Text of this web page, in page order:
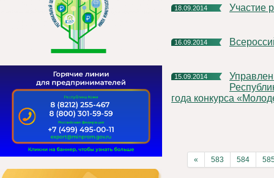
18.09.2014
16.09.2014
15.09.2014
Управление государственной гражданской службы
года конкурса
« 583 584